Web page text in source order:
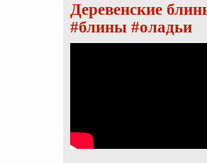
Деревенские
#блины #оладьи